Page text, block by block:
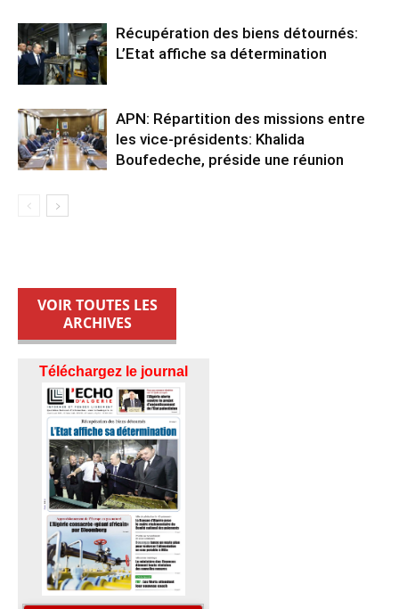
Récupération des biens détournés:
L’Etat affiche sa détermination
APN: Répartition des missions entre
les vice-présidents: Khalida
Boufedeche, préside une réunion
VOIR TOUTES LES
ARCHIVES